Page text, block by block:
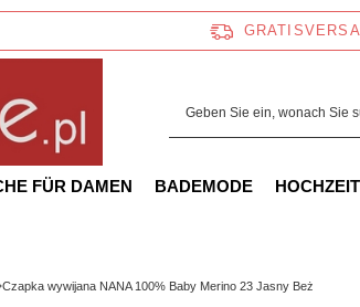
FÜR DAMEN BADEMODE HOCHZEIT
Czapka wywijana NANA 100% Baby Merino 23 Jasny Beż